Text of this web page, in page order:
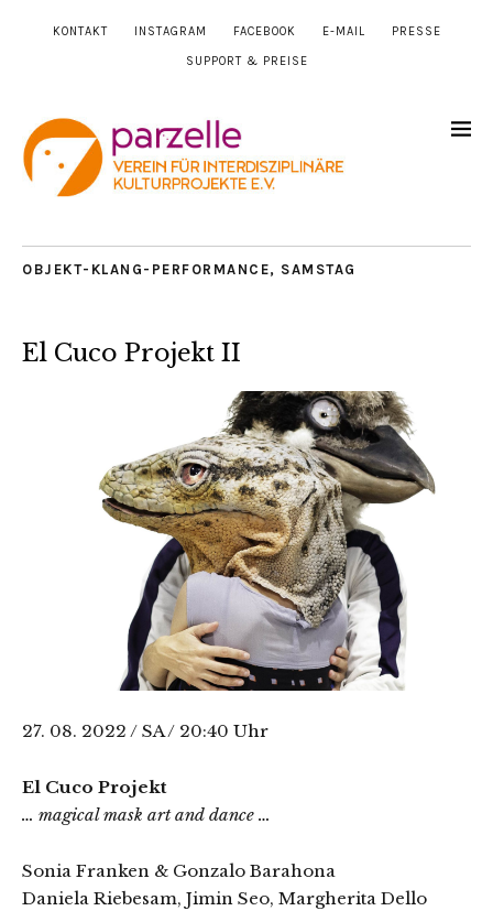
KONTAKT INSTAGRAM FACEBOOK E-MAIL PRESSE
SUPPORT & PREISE
OBJEKT-KLANG-PERFORMANCE, SAMSTAG
El Cuco Projekt II
27. 08. 2022 / SA / 20:40 Uhr
El Cuco Projekt
… magical mask art and dance …
Sonia Franken & Gonzalo Barahona
Daniela Riebesam, Jimin Seo, Margherita Dello